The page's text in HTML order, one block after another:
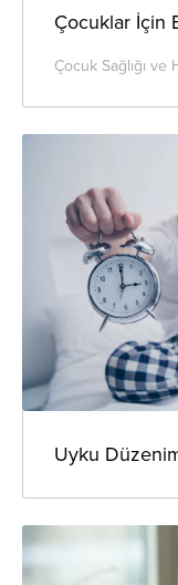
Çocuklar İçin
Çocuk Sağlığı ve
Uyku